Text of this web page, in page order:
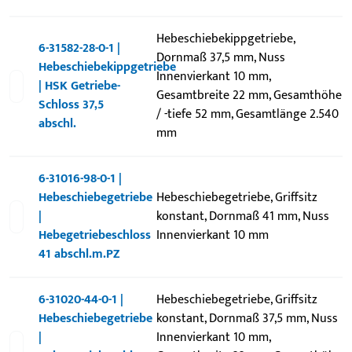
6-31582-28-0-1 |
Hebeschiebekippgetriebe
| HSK Getriebe-
Schloss 37,5
abschl.
Hebeschiebekippgetriebe,
Dornmaß 37,5 mm, Nuss
Innenvierkant 10 mm,
Gesamtbreite 22 mm, Gesamthöhe
/ -tiefe 52 mm, Gesamtlänge 2.540
mm
6-31016-98-0-1 |
Hebeschiebegetriebe
|
Hebegetriebeschloss
41 abschl.m.PZ
Hebeschiebegetriebe, Griffsitz
konstant, Dornmaß 41 mm, Nuss
Innenvierkant 10 mm
6-31020-44-0-1 |
Hebeschiebegetriebe
|
Hebeschiebegetriebe, Griffsitz
konstant, Dornmaß 37,5 mm, Nuss
Innenvierkant 10 mm,